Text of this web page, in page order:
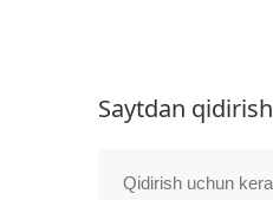
Saytdan qidirish